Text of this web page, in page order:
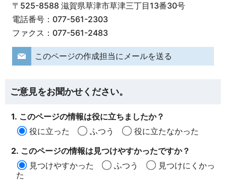
〒525-8588 滋賀県草津市草津三丁目13番30号
電話番号：077-561-2303
ファクス：077-561-2483
このページの作成担当にメールを送る
ご意見をお聞かせください。
1. このページの情報は役に立ちましたか？
役に立った
ふつう
役に立たなかった
2. このページの情報は見つけやすかったですか？
見つけやすかった
ふつう
見つけにくかっ
た